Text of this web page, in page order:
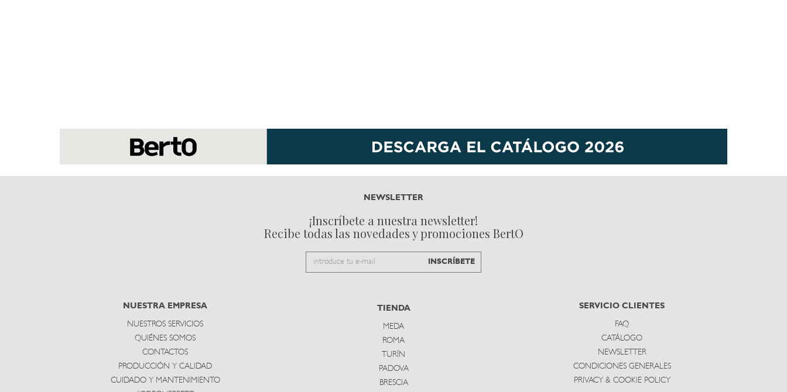
NEWSLETTER
¡Inscríbete a nuestra newsletter!
Recibe todas las novedades y promociones BertO
Email
INSCRÍBETE
NUESTRA EMPRESA
NUESTROS SERVICIOS
QUIÉNES SOMOS
CONTACTOS
PRODUCCIÓN Y CALIDAD
CUIDADO Y MANTENIMIENTO
TIENDA
MEDA
ROMA
TURÍN
PADOVA
BRESCIA
SERVICIO CLIENTES
FAQ
CATÁLOGO
NEWSLETTER
CONDICIONES GENERALES
PRIVACY & COOKIE POLICY